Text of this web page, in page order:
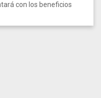
con los beneficios